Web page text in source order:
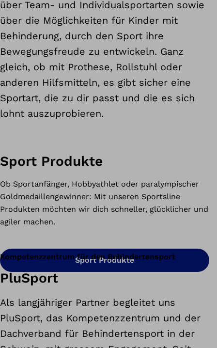
über Team- und Individualsportarten sowie
über die Möglichkeiten für Kinder mit
Behinderung, durch den Sport ihre
Bewegungsfreude zu entwickeln. Ganz
gleich, ob mit Prothese, Rollstuhl oder
anderen Hilfsmitteln, es gibt sicher eine
Sportart, die zu dir passt und die es sich
lohnt auszuprobieren.
Sport Produkte
Ob Sportanfänger, Hobbyathlet oder paralympischer
Goldmedaillengewinner: Mit unseren Sportsline
Produkten möchten wir dich schneller, glücklicher und
agiler machen.
Sport Produkte
Kompetenzzentrum für den Behindertensport
PluSport
Als langjähriger Partner begleitet uns
PluSport, das Kompetenzzentrum und der
Dachverband für Behindertensport in der